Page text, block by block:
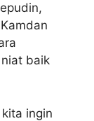
baik
ingin